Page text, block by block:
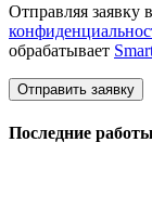
Отправляя заявку
обрабатывает
Последние работы